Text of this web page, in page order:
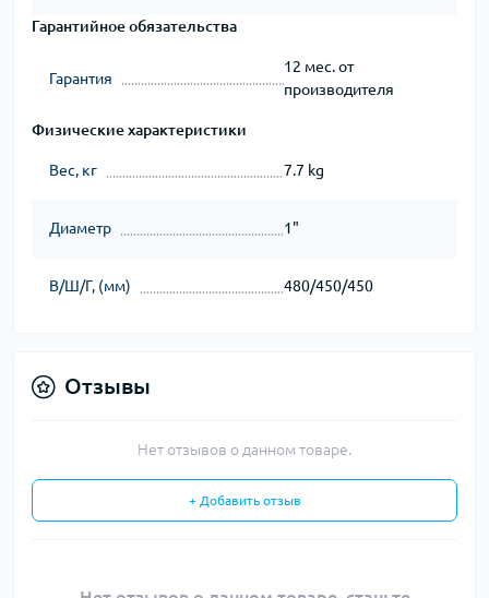
Гарантийное обязательства
Гарантия
12 мес. от
производителя
Физические характеристики
Вес, кг 7.7 kg
Диаметр 1"
В/Ш/Г, (мм) 480/450/450
Отзывы
Нет отзывов о данном товаре.
+ Добавить отзыв